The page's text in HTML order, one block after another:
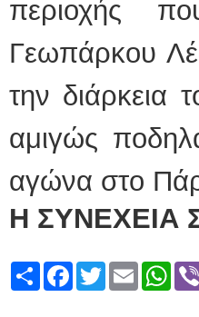
περιοχής
Γεωπάρκου
την διάρκεια
αμιγώς
αγώνα στο
Η ΣΥΝΕΧΕΙΑ
ShareFacebook
TwitterEmail